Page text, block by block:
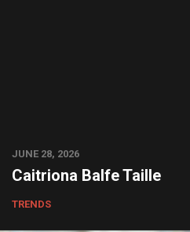
JUNE 28, 2026
Caitriona Balfe Taille
TRENDS